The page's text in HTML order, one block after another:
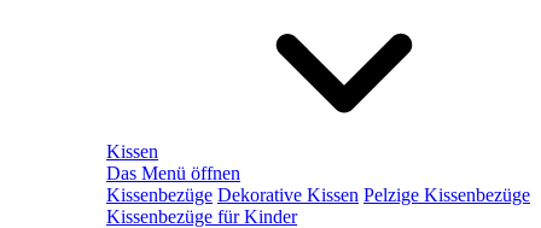
Kissen
Das Menü öffnen
Kissenbezüge Dekorative Kissen Pelzige Kissenbezüge
Kissenbezüge für Kinder